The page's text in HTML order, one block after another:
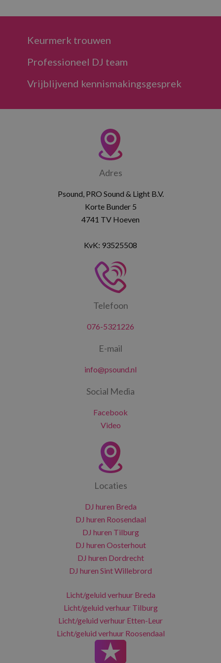
Keurmerk trouwen
Professioneel DJ team
Vrijblijvend kennismakingsgesprek
Adres
Psound, PRO Sound & Light B.V.
Korte Bunder 5
4741 TV Hoeven
KvK: 93525508
Telefoon
076-5321226
E-mail
info@psound.nl
Social Media
Facebook
Video
Locaties
DJ huren Breda
DJ huren Roosendaal
DJ huren Tilburg
DJ huren Oosterhout
DJ huren Dordrecht
DJ huren Sint Willebrord
Licht/geluid verhuur Breda
Licht/geluid verhuur Tilburg
Licht/geluid verhuur Etten-Leur
Licht/geluid verhuur Roosendaal